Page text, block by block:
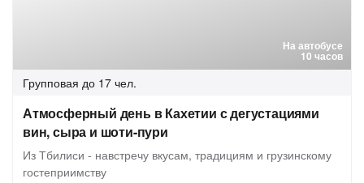
На автобусе
10 часов
Групповая до 17 чел.
Атмосферный день в Кахетии с дегустациями
вин, сыра и шоти-пури
Из Тбилиси - навстречу вкусам, традициям и грузинскому
гостеприимству